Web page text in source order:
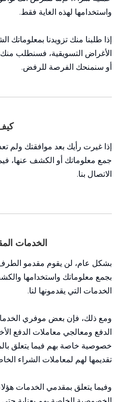
واستخدامها لهذه الغاية فقط.
إذا طلبنا منك تزويدنا
الأغراض التسويقية، فسنطلب
أو سنمنحك الفرصة للرفض.
إذا غيرت رأيك بعد موافقتك ولم
جمع معلوماتك أو الكشف عنها،
الاتصال بنا.
الخدمات
بشكل عام، لن يقوم مقدمو
بجمع معلوماتك واستخدامها والكشف
الخدمات التي يقدمونها لنا.
ومع ذلك، فإن بعض موفري
الدفع ومعالجي معاملات الدفع
خصوصية خاصة بهم فيما يتعلق
تقديمها لهم لمعاملات الشراء
وفيما يتعلق بمقدمي الخدمات